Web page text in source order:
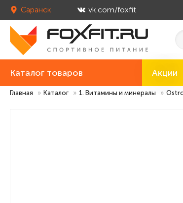
Саранск vk.com/foxfit
Каталог товаров Акции
Главная » Каталог » 1. Витамины и минералы »